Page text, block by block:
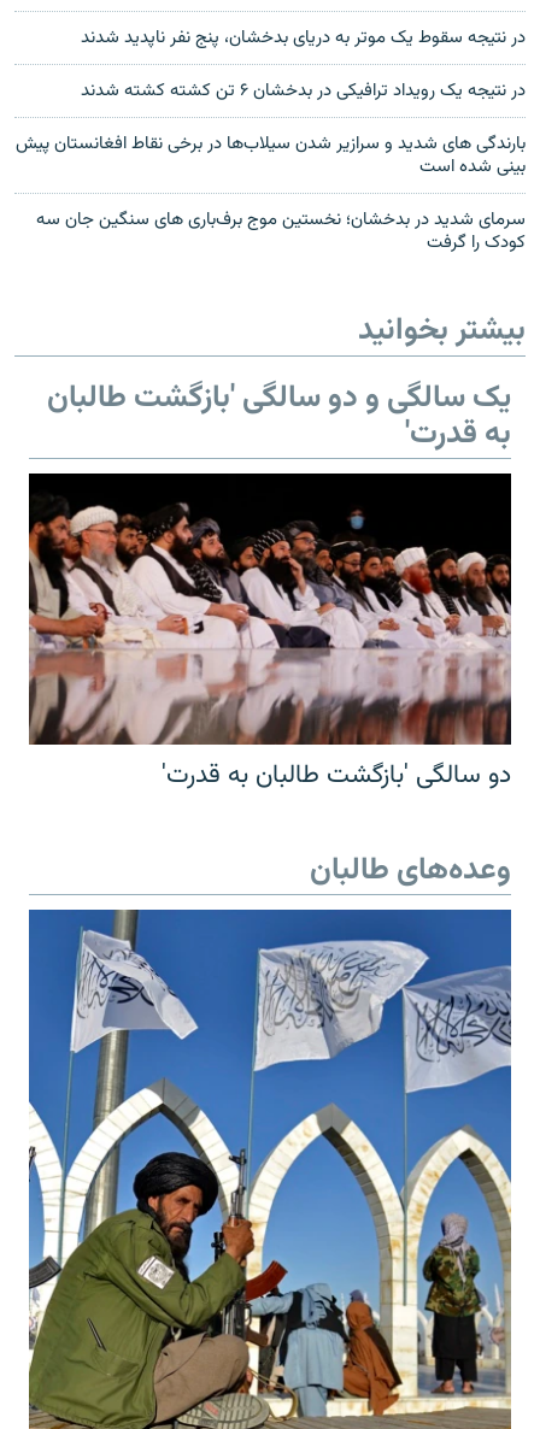
در نتیجه سقوط یک موتر به دریای بدخشان، پنج نفر ناپدید شدند
در نتیجه یک رویداد ترافیکی در بدخشان ۶ تن کشته کشته شدند
بارندگی های شدید و سرازیر شدن سیلاب‌ها در برخی نقاط افغانستان پیش
بینی شده است
سرمای شدید در بدخشان؛ نخستین موج برف‌باری های سنگین جان سه
کودک را گرفت
بیشتر بخوانید
یک سالگی و دو سالگی 'بازگشت طالبان
به قدرت'
دو سالگی 'بازگشت طالبان به قدرت'
وعده‌های طالبان